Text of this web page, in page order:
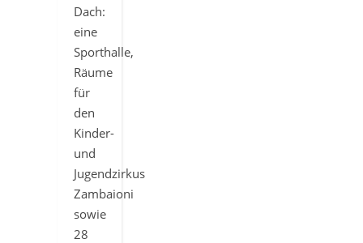
Dach:
eine
Sporthalle,
Räume
für
den
Kinder-
und
Jugendzirkus
Zambaioni
sowie
28